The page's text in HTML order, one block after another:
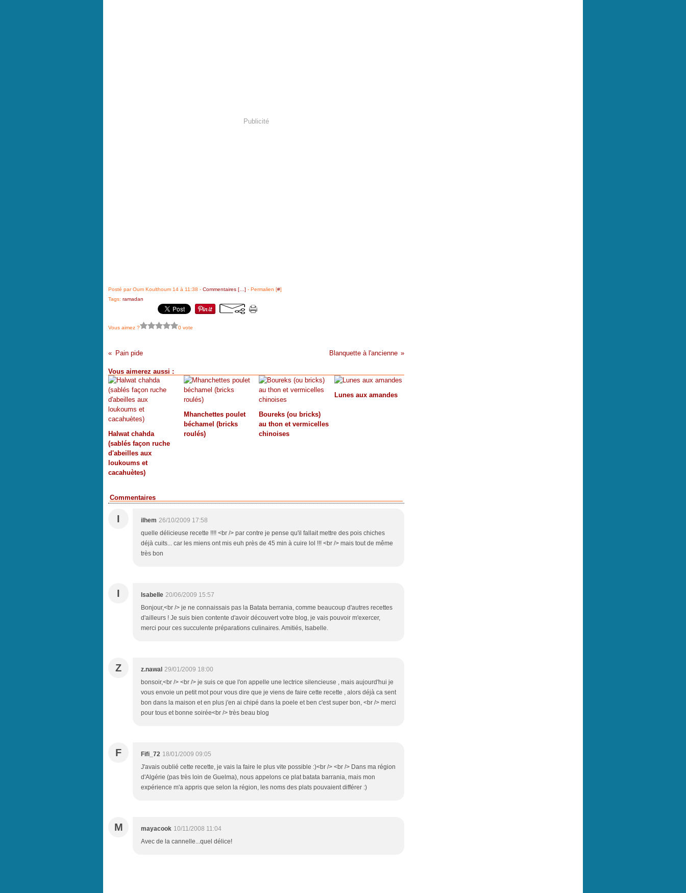
Publicité
Posté par Oum Koulthoum 14 à 11:38 - Commentaires [ ] - Permalien [#]
Tags: ramadan
Vous aimez ? 0 vote
Pain pide Blanquette à l'ancienne
Vous aimerez aussi :
Halwat chahda
(sablés façon ruche
d'abeilles aux
loukoums et
cacahuètes)
Mhanchettes poulet
béchamel (bricks
roulés)
Boureks (ou bricks)
au thon et vermicelles
chinoises
Lunes aux amandes
Commentaires
I ilhem 26/10/2009 17:58
quelle délicieuse recette !!!! <br /> par contre je pense qu'il fallait mettre des pois chiches
déjà cuits... car les miens ont mis euh près de 45 min à cuire lol !!! <br /> mais tout de même
très bon
I Isabelle 20/06/2009 15:57
Bonjour,<br /> je ne connaissais pas la Batata berrania, comme beaucoup d'autres recettes
d'ailleurs ! Je suis bien contente d'avoir découvert votre blog, je vais pouvoir m'exercer,
merci pour ces succulente préparations culinaires. Amitiés, Isabelle.
Z z.nawal 29/01/2009 18:00
bonsoir,<br /> <br /> je suis ce que l'on appelle une lectrice silencieuse , mais aujourd'hui je
vous envoie un petit mot pour vous dire que je viens de faire cette recette , alors déjà ca sent
bon dans la maison et en plus j'en ai chipé dans la poele et ben c'est super bon, <br /> merci
pour tous et bonne soirée<br /> très beau blog
F Fifi_72 18/01/2009 09:05
J'avais oublié cette recette, je vais la faire le plus vite possible :)<br /> <br /> Dans ma région
d'Algérie (pas très loin de Guelma), nous appelons ce plat batata barrania, mais mon
expérience m'a appris que selon la région, les noms des plats pouvaient différer :)
M mayacook 10/11/2008 11:04
Avec de la cannelle...quel délice!